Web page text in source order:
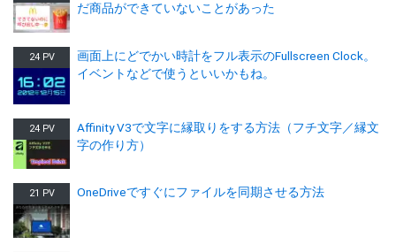
だ商品ができていないことがあった
24 PV
画面上にどでかい時計をフル表示のFullscreen Clock。
イベントなどで使うといいかもね。
24 PV
Affinity V3で文字に縁取りをする方法（フチ文字／縁文
字の作り方）
21 PV OneDriveですぐにファイルを同期させる方法